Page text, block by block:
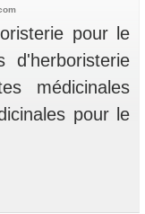
pour le
d'herboristerie
médicinales
pour le